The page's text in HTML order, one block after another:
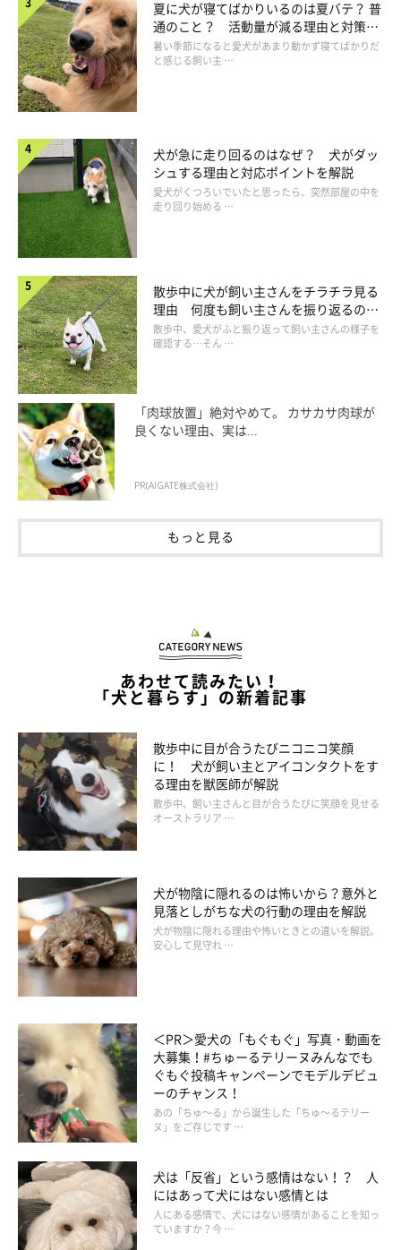
などに体の水分をしっかりと拭き取ることです。さらにブラッシ
ングで抜け毛や汚れを除去して被毛の間の通気性をよくしましょ
う。また、普段から室内の温度や湿度を快適な状態に保つことも
犬臭さの軽減につながります。理想的な室温は25℃前後、湿度は
Q.シャンプーが難しい犬のニオイ対策は？
いぬのきもち投稿写真ギャラリー
ーーシニア犬や闘病中の犬などシャンプーをすることが難しいコ
の場合は、体のニオイが気になるときにどのようなお手入れをす
A：こういった場合はブラッシングをこまめにしたり、ペット用
のシャンプータオルを活用するとよいでしょう。特に肉球の間や
脇の下、内股、尾の付け根部分などの皮脂が多く溜まる部分を中
心に拭いてあげることで清潔を保つことができ、ニオイの軽減に
つながります。
夏に犬が寝てばかりいるのは夏バテ？ 普
通のこと？ 活動量が減る理由と対策と
は
暑い季節になると愛犬があまり動かず寝てばかりだ
と感じる飼い主 …
犬が急に走り回るのはなぜ？ 犬がダッ
シュする理由と対応ポイントを解説
愛犬がくつろいでいたと思ったら、突然部屋の中を
走り回り始める …
散歩中に犬が飼い主さんをチラチラ見る
理由 何度も飼い主さんを振り返るのは
なぜ？
散歩中、愛犬がふと振り返って飼い主さんの様子を
確認する…そん …
「肉球放置」絶対やめて。 カサカサ肉球が
良くない理由、実は...
PR(AIGATE株式会社)
もっと見る
あわせて読みたい！
「犬と暮らす」の新着記事
散歩中に目が合うたびニコニコ笑顔
に！ 犬が飼い主とアイコンタクトをす
る理由を獣医師が解説
散歩中、飼い主さんと目が合うたびに笑顔を見せる
オーストラリア …
犬が物陰に隠れるのは怖いから？意外と
見落としがちな犬の行動の理由を解説
犬が物陰に隠れる理由や怖いときとの違いを解説。
安心して見守れ …
＜PR＞愛犬の「もぐもぐ」写真・動画を
大募集！#ちゅーるテリーヌみんなでも
ぐもぐ投稿キャンペーンでモデルデビュ
ーのチャンス！
あの「ちゅ～る」から誕生した「ちゅ～るテリー
ヌ」をご存じです …
犬は「反省」という感情はない！？ 人
にはあって犬にはない感情とは
人にある感情で、犬にはない感情があることを知っ
ていますか？今 …